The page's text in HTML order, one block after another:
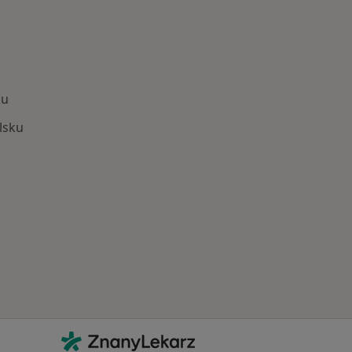
Kontakt
ZnanyLekarz - Strona główna